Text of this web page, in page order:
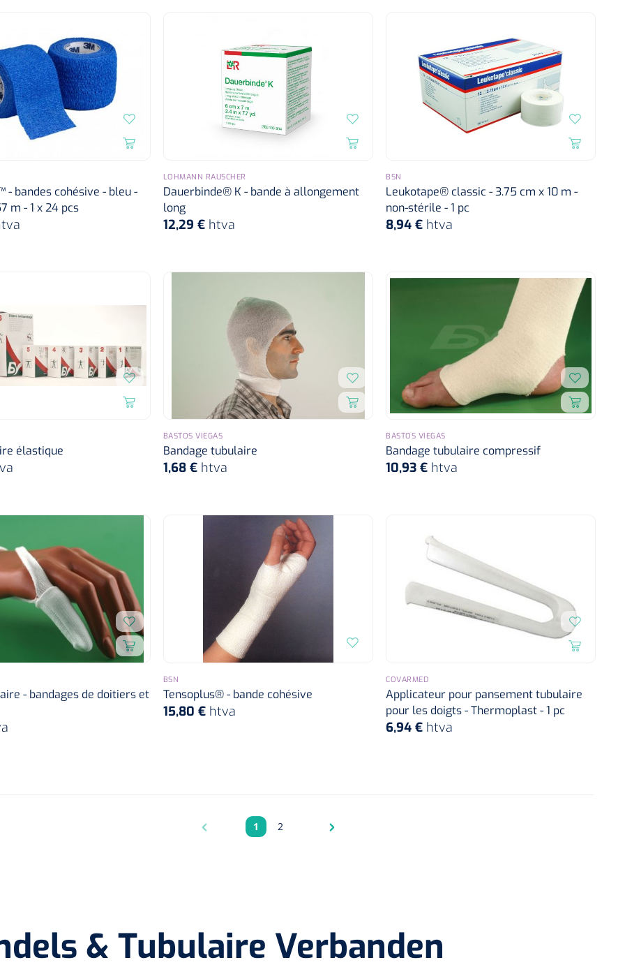
- bandes cohésive - bleu -
m - 1 x 24 pcs
LOHMANN RAUSCHER
Dauerbinde® K - bande à allongement
long
12,29 € htva
BSN
Leukotape® classic - 3.75 cm x 10 m -
non-stérile - 1 pc
8,94 € htva
élastique
BASTOS VIEGAS
Bandage tubulaire
1,68 € htva
BASTOS VIEGAS
Bandage tubulaire compressif
10,93 € htva
- bandages de doitiers et
BSN
Tensoplus® - bande cohésive
15,80 € htva
COVARMED
Applicateur pour pansement tubulaire
pour les doigts - Thermoplast - 1 pc
6,94 € htva
Pagina
1 Pagina
2
& Tubulaire Verbanden